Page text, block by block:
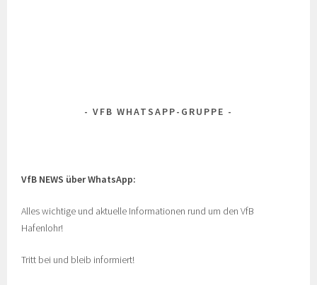
VFB WHATSAPP-GRUPPE
VfB NEWS über WhatsApp:
Alles wichtige und aktuelle Informationen rund um den VfB
Hafenlohr!
Tritt bei und bleib informiert!